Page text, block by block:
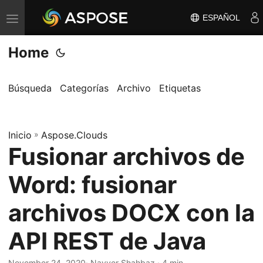
A
l
t
r
r
n
a
v
g
a
c
ESPAÑOL
Home
Búsqueda Categorías Archivo Etiquetas
Inicio » Aspose.Clouds
Fusionar archivos de
Word: fusionar
archivos DOCX con la
API REST de Java